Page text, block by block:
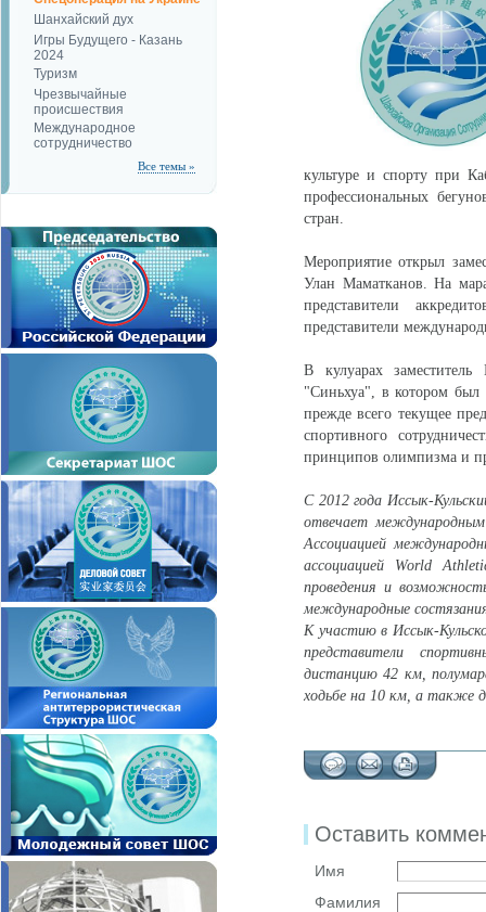
Шанхайский дух
Игры Будущего - Казань
2024
Туризм
Чрезвычайные
происшествия
Международное
сотрудничество
Все темы »
культуре и спорту при
профессиональных
стран.
Мероприятие открыл
Улан Маматканов. На
представители
представители
В кулуарах
"Синьхуа", в котором был
прежде всего текущее
спортивного
принципов олимпизма и
С 2012 года Иссык-
отвечает
Ассоциацией
ассоциацией World
проведения и
международные
К участию в Иссык-
представители
дистанцию 42 км,
ходьбе на 10 км, а также
Оставить
Имя
Фамилия